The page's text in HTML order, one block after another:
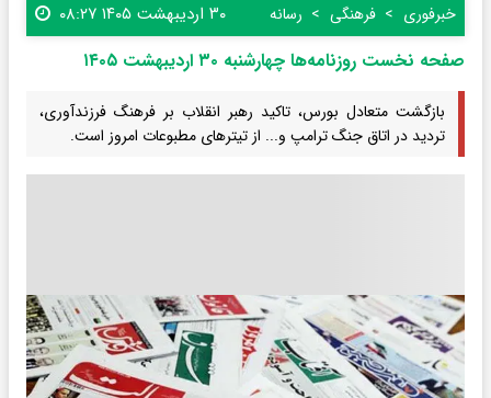
خبرفوری فرهنگی رسانه ۳۰ اردیبهشت ۱۴۰۵ ۰۸:۲۷
صفحه نخست روزنامه‌ها چهارشنبه ۳۰ اردیبهشت ۱۴۰۵
بازگشت متعادل بورس، تاکید رهبر انقلاب بر فرهنگ فرزندآوری،
تردید در اتاق جنگ ترامپ و... از تیترهای مطبوعات امروز است.